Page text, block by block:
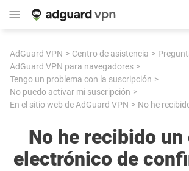
AdGuard VPN Centro de asistencia
AdGuard VPN para navegadores
Tengo un problema con la suscripción
No puedo activar mi suscripción
En el sitio web de AdGuard VPN
No he recibido un
electrónico de